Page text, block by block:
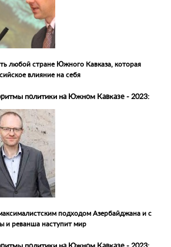
любой стране Южного Кавказа, которая
влияние на себя
политики на Южном Кавказе - 2023:
подходом Азербайджана и с
и реванша наступит мир